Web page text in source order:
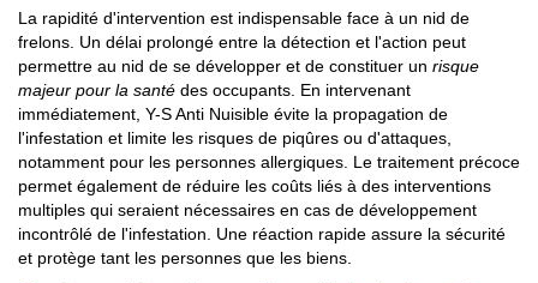
La rapidité d'intervention est indispensable face à un nid de
frelons. Un délai prolongé entre la détection et l'action peut
permettre au nid de se développer et de constituer un risque
majeur pour la santé des occupants. En intervenant
immédiatement, Y-S Anti Nuisible évite la propagation de
l'infestation et limite les risques de piqûres ou d'attaques,
notamment pour les personnes allergiques. Le traitement précoce
permet également de réduire les coûts liés à des interventions
multiples qui seraient nécessaires en cas de développement
incontrôlé de l'infestation. Une réaction rapide assure la sécurité
et protège tant les personnes que les biens.